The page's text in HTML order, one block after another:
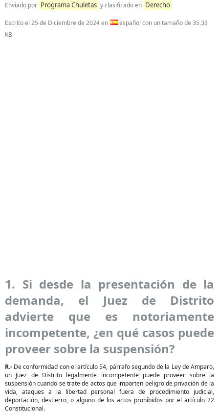
Enviado por Programa Chuletas y clasificado en Derecho
Escrito el 25 de Diciembre de 2024en
español con un tamaño de 35,33
KB
1. Si desde la presentación de la
demanda, el Juez de Distrito
advierte que es notoriamente
incompetente, ¿en qué casos puede
proveer sobre la suspensión?
R.- De conformidad con el artículo 54, párrafo segundo de la Ley de Amparo,
un Juez de Distrito legalmente incompetente puede proveer sobre la
suspensión cuando se trate de actos que importen peligro de privación de la
vida, ataques a la libertad personal fuera de procedimiento judicial,
deportación, destierro, o alguno de los actos prohibidos por el artículo 22
Constitucional.